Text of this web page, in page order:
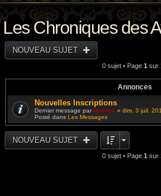
Les Chroniques des
NOUVEAU SUJET
0 sujet • Page 1 sur
Annonces
Nouvelles Inscriptions
Dernier message parResane « dim. 3 juil.
Posté dans Les Messages
NOUVEAU SUJET
0 sujet • Page 1 sur